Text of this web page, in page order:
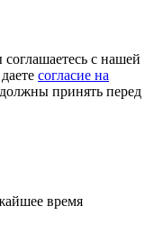
с нашей
согласие на
принять перед
время